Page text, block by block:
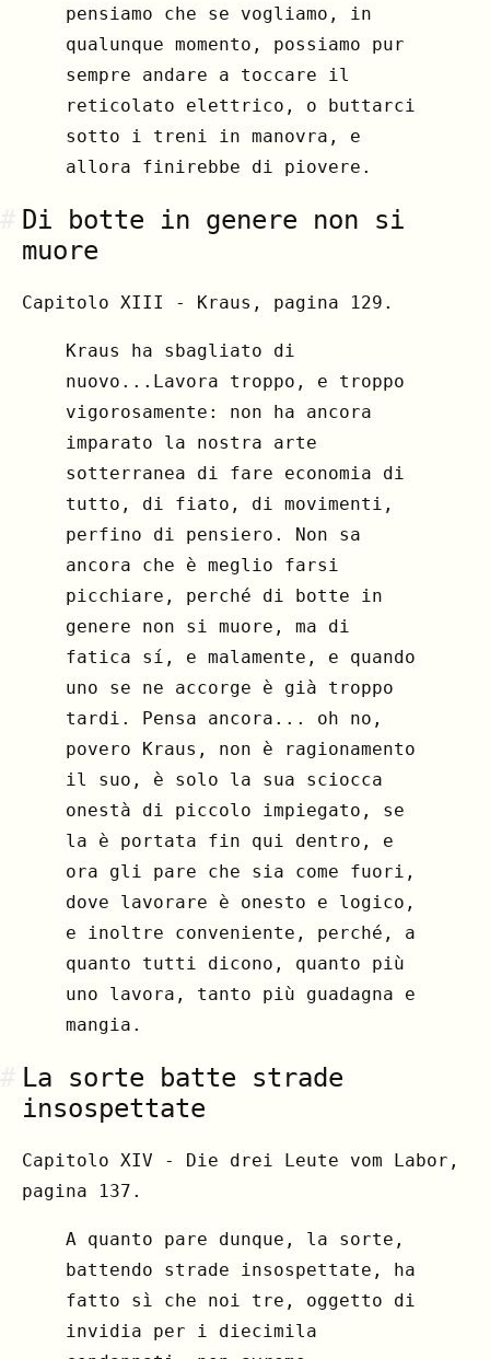
pensiamo che se vogliamo, in
qualunque momento, possiamo pur
sempre andare a toccare il
reticolato elettrico, o buttarci
sotto i treni in manovra, e
allora finirebbe di piovere.
Di botte in genere non si
muore
Capitolo XIII - Kraus, pagina 129.
Kraus ha sbagliato di
nuovo...Lavora troppo, e troppo
vigorosamente: non ha ancora
imparato la nostra arte
sotterranea di fare economia di
tutto, di fiato, di movimenti,
perfino di pensiero. Non sa
ancora che è meglio farsi
picchiare, perché di botte in
genere non si muore, ma di
fatica sí, e malamente, e quando
uno se ne accorge è già troppo
tardi. Pensa ancora... oh no,
povero Kraus, non è ragionamento
il suo, è solo la sua sciocca
onestà di piccolo impiegato, se
la è portata fin qui dentro, e
ora gli pare che sia come fuori,
dove lavorare è onesto e logico,
e inoltre conveniente, perché, a
quanto tutti dicono, quanto più
uno lavora, tanto più guadagna e
mangia.
La sorte batte strade
insospettate
Capitolo XIV - Die drei Leute vom Labor,
pagina 137.
A quanto pare dunque, la sorte,
battendo strade insospettate, ha
fatto sì che noi tre, oggetto di
invidia per i diecimila